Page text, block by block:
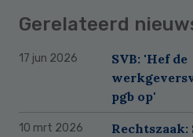
Gerelateerd
17 jun 2026
SVB: 'Hef de
pgb op'
10 mrt 2026